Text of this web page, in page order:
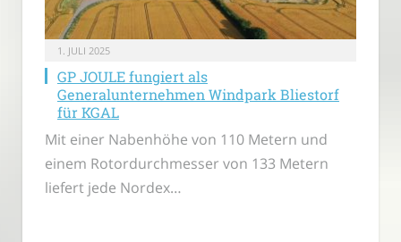
1. JULI 2025
GP JOULE fungiert als
Generalunternehmen Windpark Bliestorf
für KGAL
Mit einer Nabenhöhe von 110 Metern und
einem Rotordurchmesser von 133 Metern
liefert jede Nordex…